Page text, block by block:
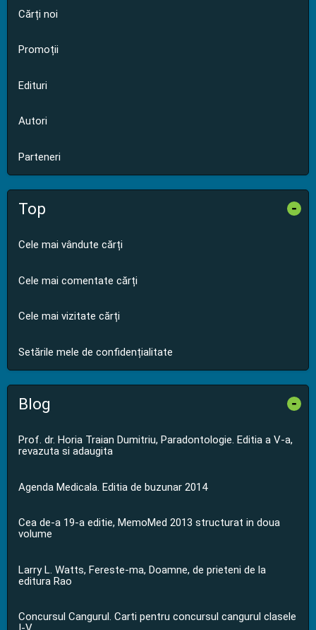
Cărți noi
Promoții
Edituri
Autori
Parteneri
Top -
Cele mai vândute cărți
Cele mai comentate cărți
Cele mai vizitate cărți
Setările mele de confidențialitate
Blog -
Prof. dr. Horia Traian Dumitriu, Paradontologie. Editia a V-a,
revazuta si adaugita
Agenda Medicala. Editia de buzunar 2014
Cea de-a 19-a editie, MemoMed 2013 structurat in doua
volume
Larry L. Watts, Fereste-ma, Doamne, de prieteni de la
editura Rao
Concursul Cangurul. Carti pentru concursul cangurul clasele